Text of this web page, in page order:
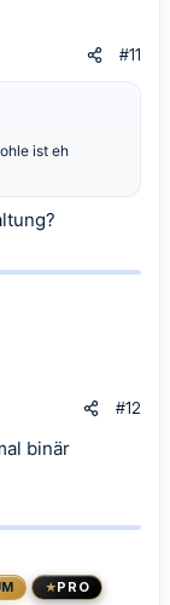
#11
ist eh
#12
binär
PRO